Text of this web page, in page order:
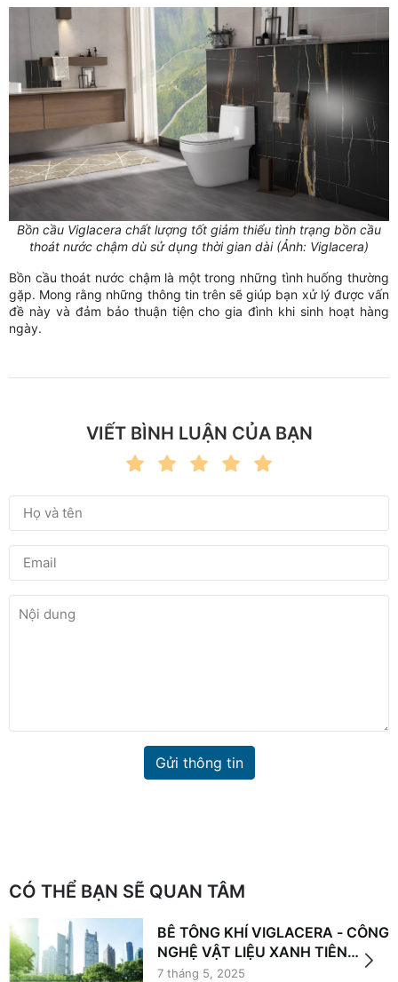
Bồn cầu Viglacera chất lượng tốt giảm thiểu tình trạng bồn cầu
thoát nước chậm dù sử dụng thời gian dài (Ảnh: Viglacera)
Bồn cầu thoát nước chậm là một trong những tình huống thường
gặp. Mong rằng những thông tin trên sẽ giúp bạn xử lý được vấn
đề này và đảm bảo thuận tiện cho gia đình khi sinh hoạt hàng
ngày.
VIẾT BÌNH LUẬN CỦA BẠN
Gửi thông tin
CÓ THỂ BẠN SẼ QUAN TÂM
BÊ TÔNG KHÍ VIGLACERA - CÔNG
NGHỆ VẬT LIỆU XANH TIÊN
PHONG TRONG XÂY DỰNG
7 tháng 5, 2025